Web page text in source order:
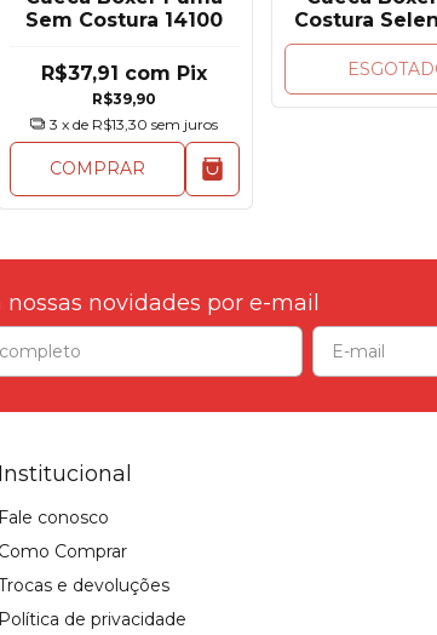
Sem Costura 14100
R$39,90
R$37,91 com Pix
3 x de R$13,30 sem juros
COMPRAR
Costura
Size
nossas novidades por e-mail
Institucional
Fale conosco
Como Comprar
e devoluções
Política de privacidade